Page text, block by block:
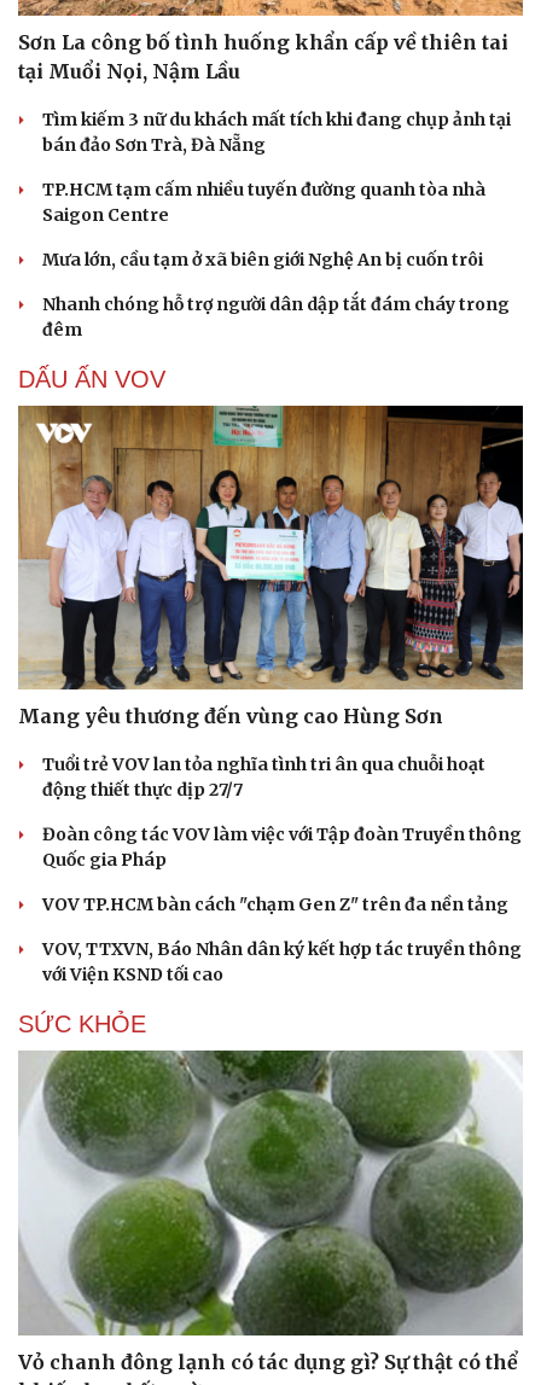
Sơn La công bố tình huống khẩn cấp về thiên tai
tại Muổi Nọi, Nậm Lầu
Tìm kiếm 3 nữ du khách mất tích khi đang chụp ảnh tại
bán đảo Sơn Trà, Đà Nẵng
TP.HCM tạm cấm nhiều tuyến đường quanh tòa nhà
Saigon Centre
Mưa lớn, cầu tạm ở xã biên giới Nghệ An bị cuốn trôi
Nhanh chóng hỗ trợ người dân dập tắt đám cháy trong
đêm
DẤU ẤN VOV
Mang yêu thương đến vùng cao Hùng Sơn
Tuổi trẻ VOV lan tỏa nghĩa tình tri ân qua chuỗi hoạt
động thiết thực dịp 27/7
Đoàn công tác VOV làm việc với Tập đoàn Truyền thông
Quốc gia Pháp
VOV TP.HCM bàn cách "chạm Gen Z" trên đa nền tảng
VOV, TTXVN, Báo Nhân dân ký kết hợp tác truyền thông
với Viện KSND tối cao
SỨC KHỎE
Vỏ chanh đông lạnh có tác dụng gì? Sự thật có thể